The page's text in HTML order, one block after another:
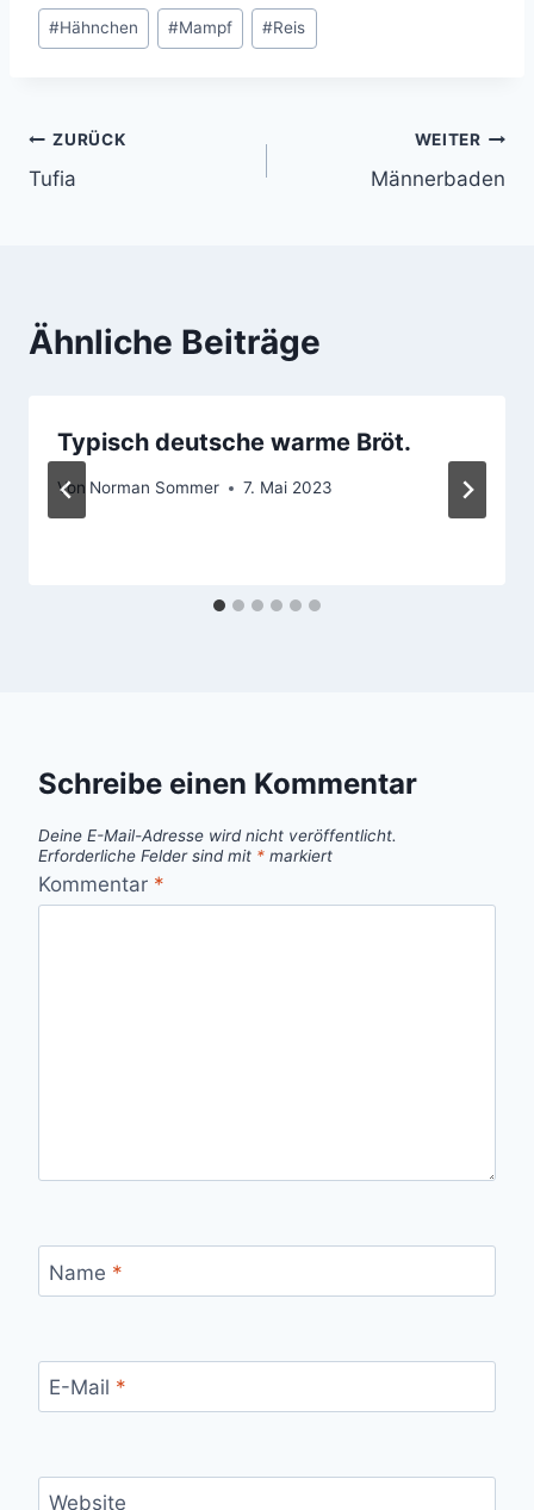
Schlagworte:
#Hähnchen #Mampf #Reis
Beitragsnavigation
ZURÜCK
Tufia
WEITER
Männerbaden
Ähnliche Beiträge
Typisch deutsche warme Bröt.
Von Norman Sommer 7. Mai 2023
Schreibe einen Kommentar
Deine E-Mail-Adresse wird nicht veröffentlicht.
Erforderliche Felder sind mit * markiert
Kommentar *
Name *
E-Mail *
Website